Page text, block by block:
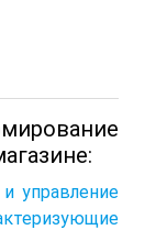
управление